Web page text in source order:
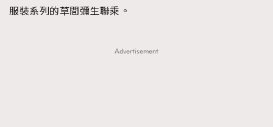
服裝系列的草間彌生聯乘。
Advertisement